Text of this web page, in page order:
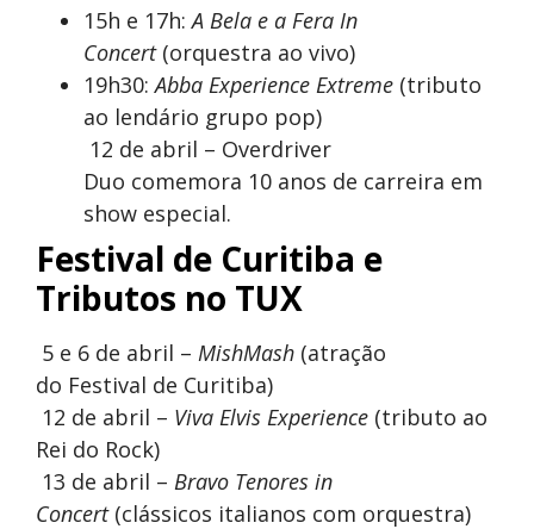
15h e 17h:A Bela e a Fera In
Concert(orquestra ao vivo)
19h30:Abba Experience Extreme (tributo
ao lendário grupo pop)
12 de abril – Overdriver
Duo comemora 10 anos de carreira em
show especial.
Festival de Curitiba e
Tributos no TUX
5 e 6 de abril – MishMash (atração
do Festival de Curitiba)
12 de abril – Viva Elvis Experience (tributo ao
Rei do Rock)
13 de abril – Bravo Tenores in
Concert(clássicos italianos com orquestra)